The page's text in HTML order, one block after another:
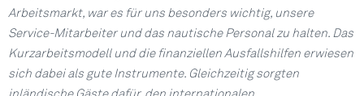
Arbeitsmarkt, war es für uns besonders wichtig, unsere
Service-Mitarbeiter und das nautische Personal zu halten. Das
Kurzarbeitsmodell und die finanziellen Ausfallshilfen erwiesen
sich dabei als gute Instrumente. Gleichzeitig sorgten